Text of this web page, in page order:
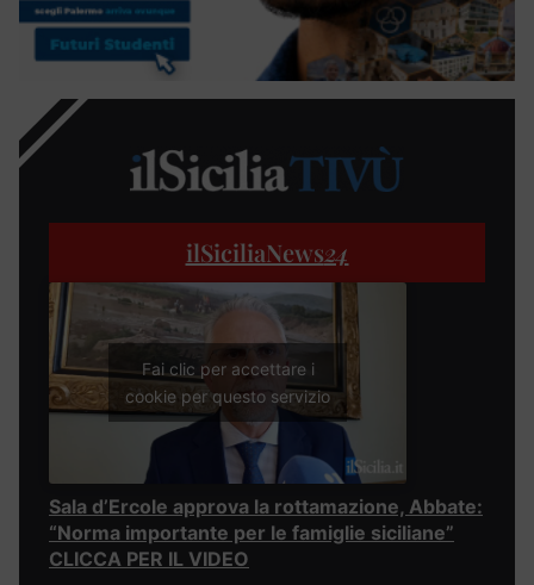
ilSiciliaNews24
Fai clic per accettare i
cookie per questo servizio
Sala d’Ercole approva la rottamazione, Abbate:
“Norma importante per le famiglie siciliane”
CLICCA PER IL VIDEO